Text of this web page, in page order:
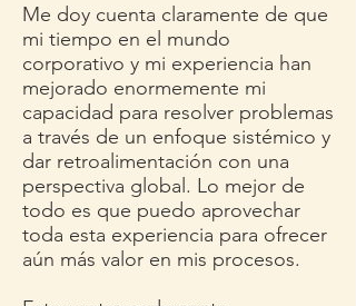
Me doy cuenta claramente de que
mi tiempo en el mundo
corporativo y mi experiencia han
mejorado enormemente mi
capacidad para resolver problemas
a través de un enfoque sistémico y
dar retroalimentación con una
perspectiva global. Lo mejor de
todo es que puedo aprovechar
toda esta experiencia para ofrecer
aún más valor en mis procesos.